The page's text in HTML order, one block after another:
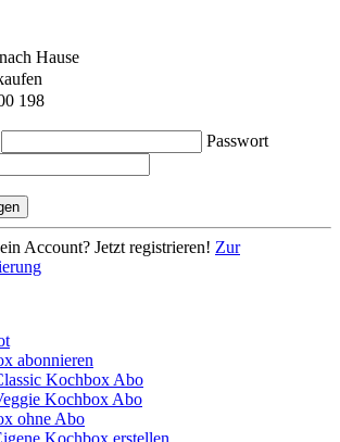
Hause
198
Passwort
Account? Jetzt registrieren! Zur
abonnieren
Kochbox Abo
Kochbox Abo
ohne Abo
Kochbox erstellen